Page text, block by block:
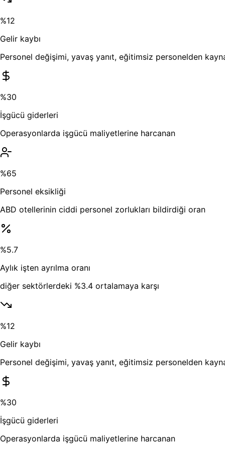
%12
Gelir kaybı
Personel değişimi, yavaş yanıt, eğitimsiz personelden
%30
İşgücü giderleri
Operasyonlarda işgücü maliyetlerine harcanan
%65
Personel eksikliği
ABD otellerinin ciddi personel zorlukları bildirdiği oran
%5.7
Aylık işten ayrılma oranı
diğer sektörlerdeki %3.4 ortalamaya karşı
%12
Gelir kaybı
Personel değişimi, yavaş yanıt, eğitimsiz personelden
%30
İşgücü giderleri
Operasyonlarda işgücü maliyetlerine harcanan